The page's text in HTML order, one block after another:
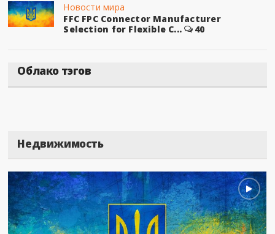
Новости мира
FFC FPC Connector Manufacturer
Selection for Flexible C...
40
Облако тэгов
Недвижимость